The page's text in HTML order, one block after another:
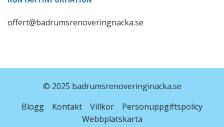
offert@badrumsrenoveringnacka.se
© 2025 badrumsrenoveringinacka.se
Blogg
Kontakt Villkor
Personuppgiftspolicy
Webbplatskarta